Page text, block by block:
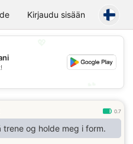
Kirjaudu sisään
0.7
trene og holde meg i form.